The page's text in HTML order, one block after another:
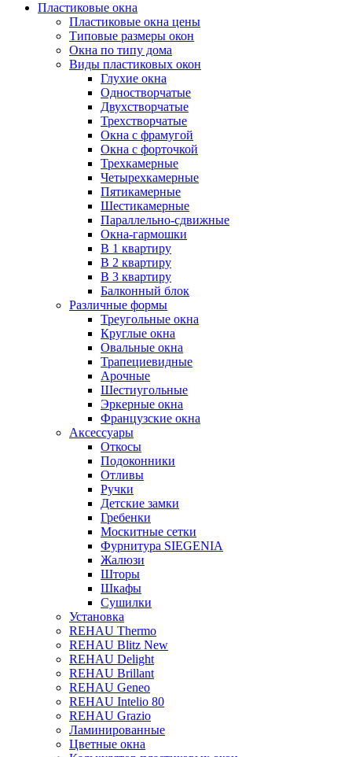
Пластиковые окна
Пластиковые окна цены
Типовые размеры окон
Окна по типу дома
Виды пластиковых окон
Глухие окна
Одностворчатые
Двухстворчатые
Трехстворчатые
Окна с фрамугой
Окна с форточкой
Трехкамерные
Четырехкамерные
Пятикамерные
Шестикамерные
Параллельно-сдвижные
Окна-гармошки
В 1 квартиру
В 2 квартиру
В 3 квартиру
Балконный блок
Различные формы
Треугольные окна
Круглые окна
Овальные окна
Трапециевидные
Арочные
Шестиугольные
Эркерные окна
Французские окна
Аксессуары
Откосы
Подоконники
Отливы
Ручки
Детские замки
Гребенки
Москитные сетки
Фурнитура SIEGENIA
Жалюзи
Шторы
Шкафы
Сушилки
Установка
REHAU Thermo
REHAU Blitz New
REHAU Delight
REHAU Brillant
REHAU Geneo
REHAU Intelio 80
REHAU Grazio
Ламинированные
Цветные окна